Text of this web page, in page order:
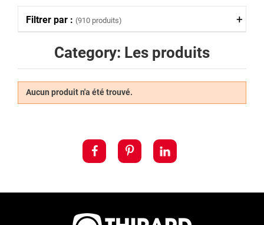
Category: Les produits
Aucun produit n'a été trouvé.
Filtrer par : (910 produits)